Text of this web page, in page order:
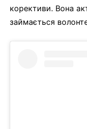
корективи. Вона
займається